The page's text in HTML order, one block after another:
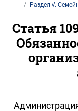
Раздел V.
Статья